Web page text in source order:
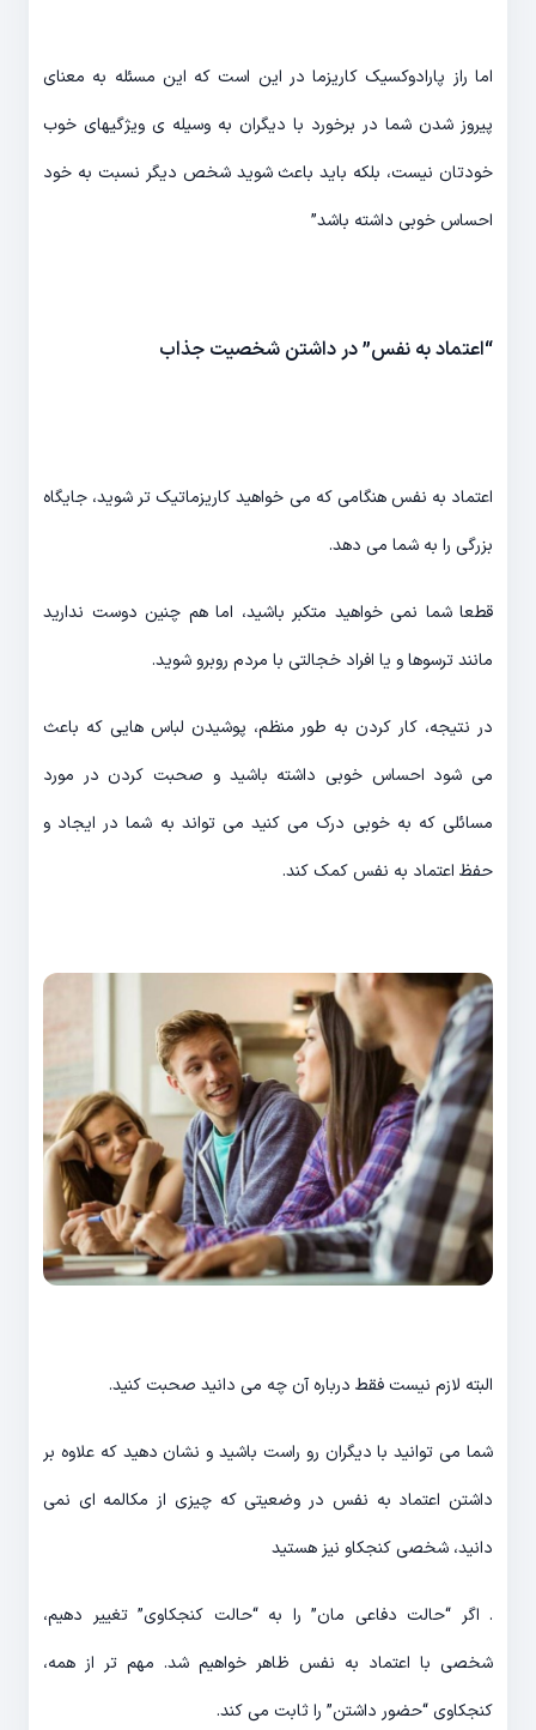
اما راز پارادوکسیک کاریزما در این است که این مسئله به معنای
پیروز شدن شما در برخورد با دیگران به وسیله ی ویژگیهای خوب
خودتان نیست، بلکه باید باعث شوید شخص دیگر نسبت به خود
احساس خوبی داشته باشد”
“اعتماد به نفس” در داشتن شخصیت جذاب
اعتماد به نفس هنگامی که می خواهید کاریزماتیک تر شوید، جایگاه
بزرگی را به شما می دهد.
قطعا شما نمی خواهید متکبر باشید، اما هم چنین دوست ندارید
مانند ترسوها و یا افراد خجالتی با مردم روبرو شوید.
در نتیجه، کار کردن به طور منظم، پوشیدن لباس هایی که باعث
می شود احساس خوبی داشته باشید و صحبت کردن در مورد
مسائلی که به خوبی درک می کنید می تواند به شما در ایجاد و
حفظ اعتماد به نفس کمک کند.
البته لازم نیست فقط درباره آن چه می دانید صحبت کنید.
شما می توانید با دیگران رو راست باشید و نشان دهید که علاوه بر
داشتن اعتماد به نفس در وضعیتی که چیزی از مکالمه ای نمی
دانید، شخصی کنجکاو نیز هستید
. اگر “حالت دفاعی مان” را به “حالت کنجکاوی” تغییر دهیم،
شخصی با اعتماد به نفس ظاهر خواهیم شد. مهم تر از همه،
کنجکاوی “حضور داشتن” را ثابت می کند.